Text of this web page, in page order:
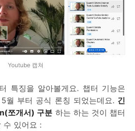
Youtube 캡쳐
특징을 알아볼게요. 챕터 기능은
월 부터 공식 론칭 되었는데요. 긴
쪼개서) 구분 하는 하는 것이 챕터
수 있어요 :